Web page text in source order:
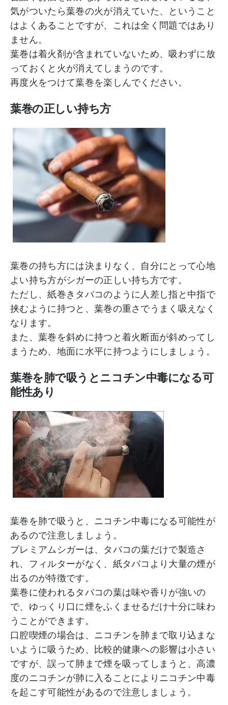
気がついたら葉巻の火が消えていた、ということ
はよくあることですが、これは全く問題ではあり
ません。
葉巻は着火剤が含まれていないため、吸わずに放
っておくと火が消えてしまうのです。
再度火をつけて葉巻を楽しんでください。
葉巻の正しい持ち方
葉巻の持ち方には決まりなく、自分にとって心地
よい持ち方がシガーの正しい持ち方です。
ただし、紙巻きタバコのように人差し指と中指で
挟むように持つと、葉巻の重さでうまく吸えなく
なります。
また、葉巻を斜めに持つと着火断面が斜めってし
まうため、地面に水平に持つようにしましょう。
葉巻を肺で吸うとニコチン中毒になる可
能性あり
葉巻を肺で吸うと、ニコチン中毒になる可能性が
あるので注意しましょう。
プレミアムシガーは、タバコの葉だけで製造さ
れ、フィルターがなく、紙タバコより大量の煙が
出るのが特徴です。
葉巻に使われるタバコの葉は味や香りが強いの
で、ゆっくり口に煙をふくませるだけ十分に味わ
うことができます。
口腔喫煙の場合は、ニコチンを肺まで取り込まな
いように吸うため、比較的健康への影響は小さい
ですが、誤って肺まで煙を吸ってしまうと、高濃
度のニコチンが肺に入ることによりニコチン中毒
を起こす可能性があるので注意しましょう。